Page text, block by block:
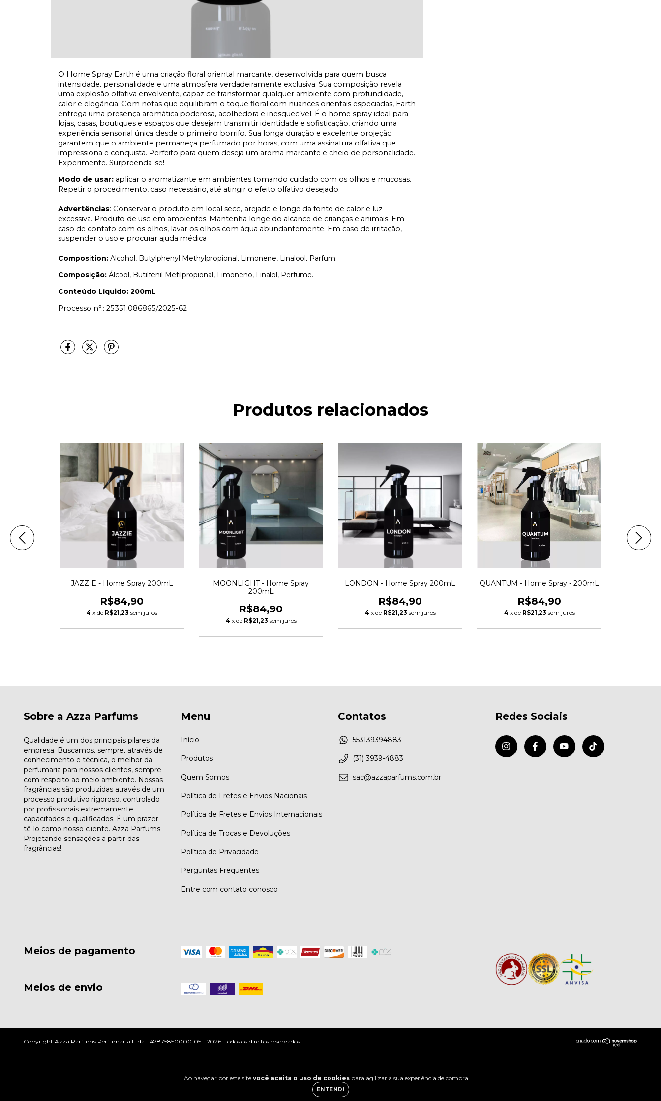
Ao navegar por este site você aceita o uso de cookiespara agilizar a sua experiência de compra.
ENTENDI
O Home Spray Earth é uma criação floral oriental marcante, desenvolvida para quem busca
intensidade, personalidade e uma atmosfera verdadeiramente exclusiva. Sua composição revela
uma explosão olfativa envolvente, capaz de transformar qualquer ambiente com profundidade,
calor e elegância. Com notas que equilibram o toque floral com nuances orientais especiadas, Earth
entrega uma presença aromática poderosa, acolhedora e inesquecível. É o home spray ideal para
lojas, casas, boutiques e espaços que desejam transmitir identidade e sofisticação, criando uma
experiência sensorial única desde o primeiro borrifo. Sua longa duração e excelente projeção
garantem que o ambiente permaneça perfumado por horas, com uma assinatura olfativa que
impressiona e conquista. Perfeito para quem deseja um aroma marcante e cheio de personalidade.
Experimente. Surpreenda-se!
Modo de usar: aplicar o aromatizante em ambientes tomando cuidado com os olhos e mucosas.
Repetir o procedimento, caso necessário, até atingir o efeito olfativo desejado.
Advertências: Conservar o produto em local seco, arejado e longe da fonte de calor e luz
excessiva. Produto de uso em ambientes. Mantenha longe do alcance de crianças e animais. Em
caso de contato com os olhos, lavar os olhos com água abundantemente. Em caso de irritação,
suspender o uso e procurar ajuda médica
Composition: Alcohol, Butylphenyl Methylpropional, Limonene, Linalool, Parfum.
Composição: Álcool, Butilfenil Metilpropional, Limoneno, Linalol, Perfume.
Conteúdo Líquido: 200mL
Processo n°.: 25351.086865/2025-62
Produtos relacionados
JAZZIE - Home Spray 200mL
R$84,90
4 x de R$21,23 sem juros
MOONLIGHT - Home Spray
200mL
R$84,90
4 x de R$21,23 sem juros
LONDON - Home Spray 200mL
R$84,90
4 x de R$21,23 sem juros
QUANTUM - Home Spray - 200mL
R$84,90
4 x de R$21,23 sem juros
Sobre a Azza Parfums
Qualidade é um dos principais pilares da
empresa. Buscamos, sempre, através de
conhecimento e técnica, o melhor da
perfumaria para nossos clientes, sempre
com respeito ao meio ambiente. Nossas
fragrâncias são produzidas através de um
processo produtivo rigoroso, controlado
por profissionais extremamente
capacitados e qualificados. É um prazer
tê-lo como nosso cliente. Azza Parfums -
Projetando sensações a partir das
fragrâncias!
Menu
Início
Produtos
Quem Somos
Política de Fretes e Envios Nacionais
Política de Fretes e Envios Internacionais
Política de Trocas e Devoluções
Política de Privacidade
Perguntas Frequentes
Entre com contato conosco
Contatos
553139394883
(31) 3939-4883
sac@azzaparfums.com.br
Redes Sociais
Meios de pagamento
Meios de envio
Copyright Azza Parfums Perfumaria Ltda - 47875850000105 - 2026. Todos os direitos reservados.